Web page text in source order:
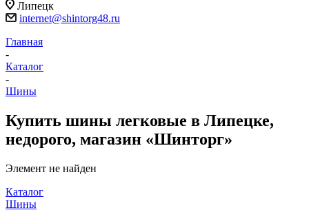
Липецк
internet@shintorg48.ru
Главная
-
Каталог
-
Шины
Купить шины легковые в Липецке,
недорого, магазин «Шинторг»
Элемент не найден
Каталог
Шины